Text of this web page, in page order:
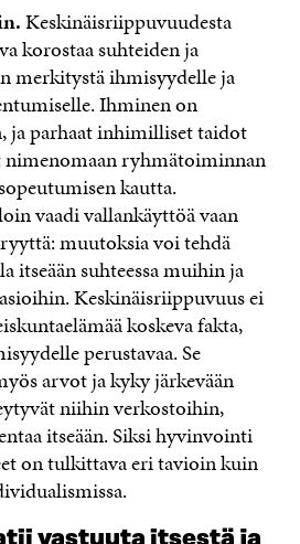
Keskinäisriippuvuudesta
korostaa suhteiden ja
merkitystä ihmisyydelle ja
Ihminen on
ja parhaat inhimilliset taidot
nimenomaan ryhmätoiminnan
kautta.
vaadi vallankäyttöä vaan
muutoksia voi tehdä
itseään suhteessa muihin ja
Keskinäisriippuvuus ei
koskeva fakta,
perustavaa. Se
arvot ja kyky järkevään
niihin verkostoihin,
itseään. Siksi hyvinvointi
on tulkittava eri tavioin kuin